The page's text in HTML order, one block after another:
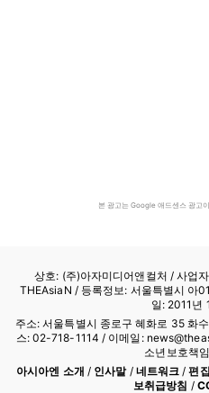
본 광고는 Google 애드센스 광고
상호: (주)아자미디어앤컬처 /사업
THEAsiaN / 등록정보: 서울특별시 아
일: 2011년
주소: 서울특별시 종로구 혜화로 35 화
스: 02-718-1114 / 이메일:
소년보호책
아시아엔 소개 / 인사말/ 네트워크 /편
보취급방침 /